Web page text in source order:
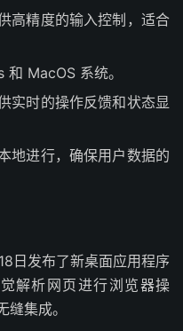
高精度的输入控制，适合
MacOS 系统。
实时的操作反馈和状态显
地进行，确保用户数据的
日发布了新桌面应用程序
解析网页进行浏览器操
集成。